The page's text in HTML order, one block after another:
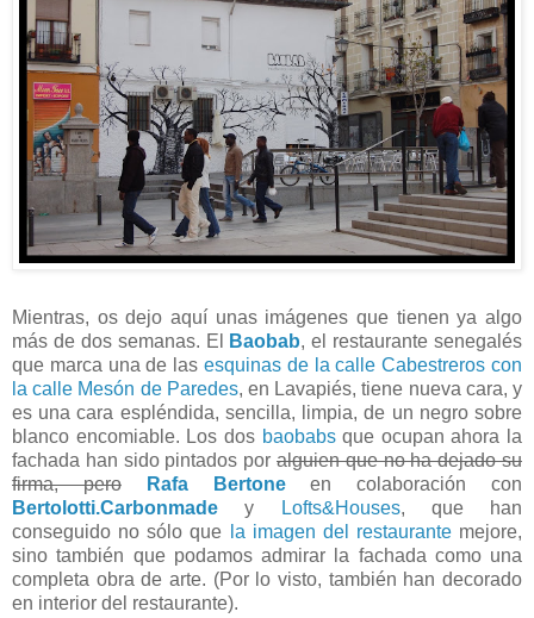
Mientras, os dejo aquí unas imágenes que tienen ya algo
más de dos semanas. El
Baobab, el restaurante senegalés
que marca una de las esquinas de la calle Cabestreros con
la calle Mesón de Paredes, en Lavapiés, tiene nueva cara, y
es una cara espléndida, sencilla, limpia, de un negro sobre
blanco encomiable. Los dos baobabsque ocupan ahora la
fachada han sido pintados por alguien que no ha dejado su
firma, pero
Rafa Bertoneen colaboración con
Bertolotti.Carbonmade y Lofts&Houses, que han
conseguido no sólo que
la imagen del restaurantemejore,
sino también que podamos admirar la fachada como una
completa obra de arte. (Por lo visto, también han decorado
en interior del restaurante).